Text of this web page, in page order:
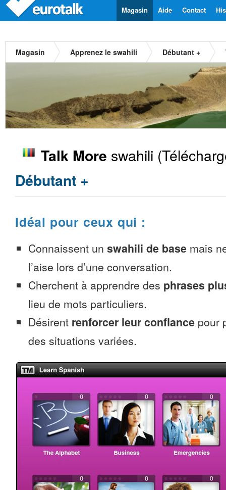
Contact
Aide
Magasin
Magasin Apprenez le swahili Débutant +
Talk More swahili
Débutant +
Idéal pour ceux qui :
Connaissent un swahili de base mais
l’aise lors d’une conversation.
Cherchent à apprendre des phrases
lieu de mots particuliers.
Désirent renforcer leur confiance pour
des situations variées.